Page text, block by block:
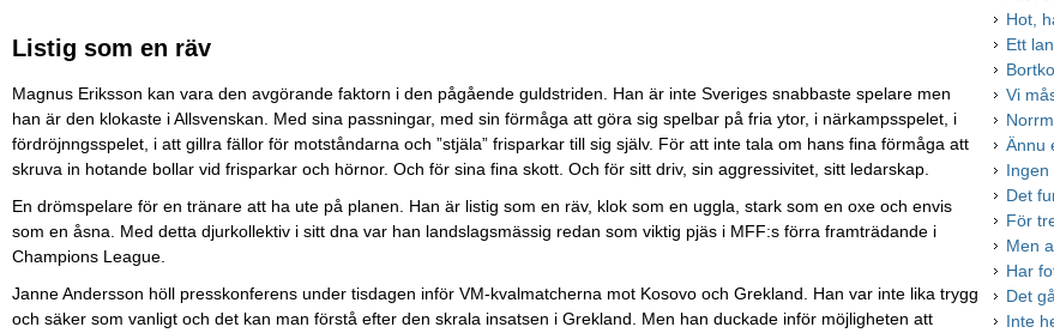
Listig som en räv
Magnus Eriksson kan vara den avgörande faktorn i den pågående guldstriden. Han är inte Sveriges snabbaste spelare men
han är den klokaste i Allsvenskan. Med sina passningar, med sin förmåga att göra sig spelbar på fria ytor, i närkampsspelet, i
fördröjnngsspelet, i att gillra fällor för motståndarna och ”stjäla” frisparkar till sig själv. För att inte tala om hans fina förmåga att
skruva in hotande bollar vid frisparkar och hörnor. Och för sina fina skott. Och för sitt driv, sin aggressivitet, sitt ledarskap.
En drömspelare för en tränare att ha ute på planen. Han är listig som en räv, klok som en uggla, stark som en oxe och envis
som en åsna. Med detta djurkollektiv i sitt dna var han landslagsmässig redan som viktig pjäs i MFF:s förra framträdande i
Champions League.
Janne Andersson höll presskonferens under tisdagen inför VM-kvalmatcherna mot Kosovo och Grekland. Han var inte lika trygg
och säker som vanligt och det kan man förstå efter den skrala insatsen i Grekland. Men han duckade inför möjligheten att
Hot,
Ett
Vi
Ännu
Ingen
Det
För
Men
Har
Det
Inte